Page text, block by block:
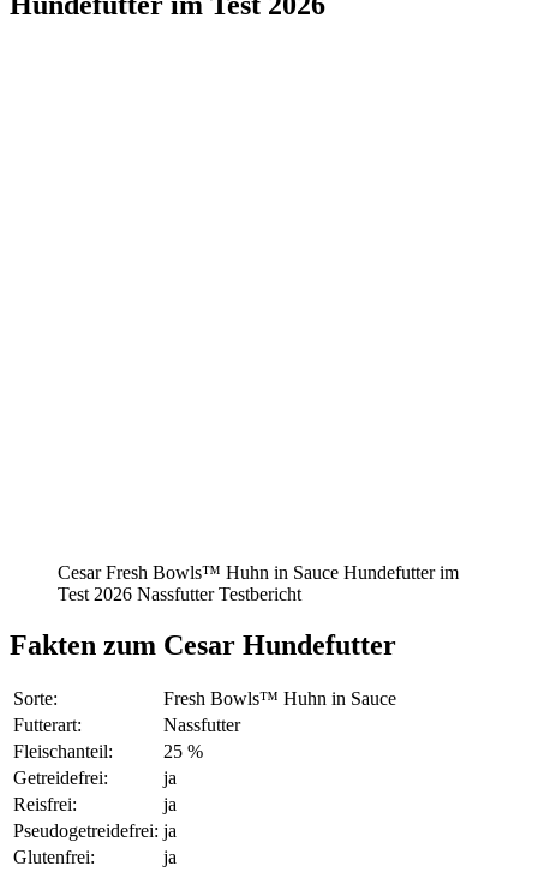
Cesar Fresh Bowls™ Huhn in Sauce Hundefutter im
Test 2026 Nassfutter Testbericht
Fakten zum Cesar Hundefutter
Sorte:
Fresh Bowls™ Huhn in Sauce
Futterart:
Nassfutter
Fleischanteil:
25 %
Getreidefrei:
ja
Reisfrei:
ja
Pseudogetreidefrei: ja
Glutenfrei:
ja